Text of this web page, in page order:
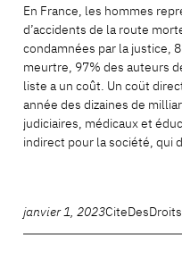
En France, les hommes
d’accidents de la route
condamnées par la justice,
meurtre, 97% des auteurs
liste a un coût. Un coüt
année des dizaines de
judiciaires, médicaux et
indirect pour la société, qui
janvier 1, 2023